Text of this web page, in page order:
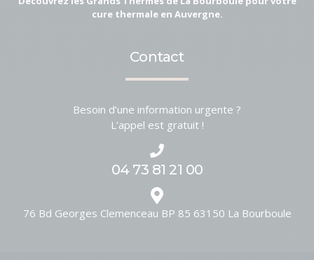
cure thermale en Auvergne.
Contact
Besoin d’une information urgente ?
L’appel est gratuit !
04 73 81 21 00
76 Bd Georges Clemenceau BP 85 63150 La Bourboule